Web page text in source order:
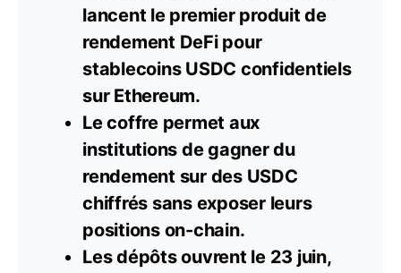
lancent le premier produit de
rendement DeFi pour
stablecoinsUSDC confidentiels
sur Ethereum.
Le coffre permet aux
institutions de gagner du
rendement sur des USDC
chiffrés sans exposer leurs
positions on-chain.
Les dépôts ouvrent le 23 juin,